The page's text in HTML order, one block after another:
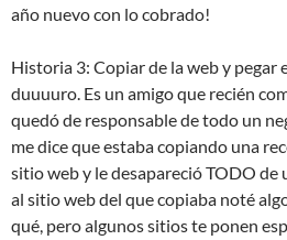
año nuevo con lo cobrado!
Historia 3: Copiar de la web y pegar
duuuuro. Es un amigo que recién
quedó de responsable de todo un
me dice que estaba copiando una
sitio web y le desapareció TODO
al sitio web del que copiaba noté
qué, pero algunos sitios te ponen